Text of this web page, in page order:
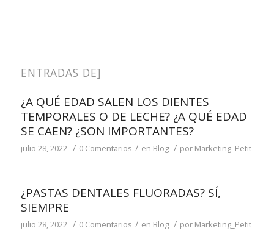
ENTRADAS DE]
¿A QUÉ EDAD SALEN LOS DIENTES
TEMPORALES O DE LECHE? ¿A QUÉ EDAD
SE CAEN? ¿SON IMPORTANTES?
julio 28, 2022 / 0 Comentarios / en Blog / por Marketing_Petit
¿PASTAS DENTALES FLUORADAS? SÍ,
SIEMPRE
julio 28, 2022 / 0 Comentarios / en Blog / por Marketing_Petit